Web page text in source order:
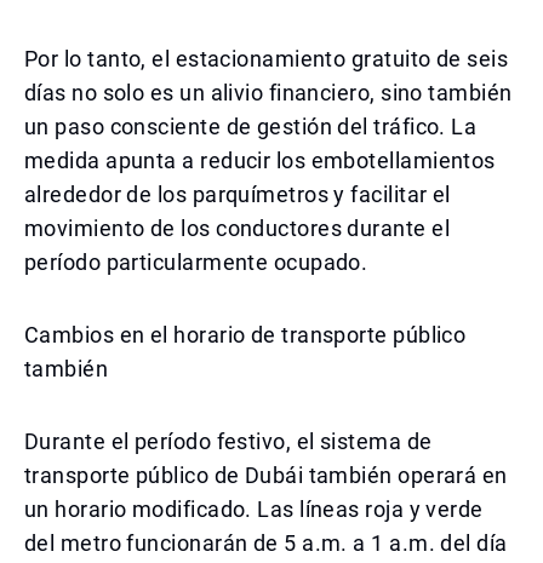
Por lo tanto, el estacionamiento gratuito de seis
días no solo es un alivio financiero, sino también
un paso consciente de gestión del tráfico. La
medida apunta a reducir los embotellamientos
alrededor de los parquímetros y facilitar el
movimiento de los conductores durante el
período particularmente ocupado.
Cambios en el horario de transporte público
también
Durante el período festivo, el sistema de
transporte público de Dubái también operará en
un horario modificado. Las líneas roja y verde
del metro funcionarán de 5 a.m. a 1 a.m. del día